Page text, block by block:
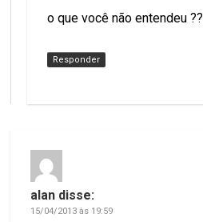
o que você não entendeu ??
Responder
alan disse:
15/04/2013 às 19:59